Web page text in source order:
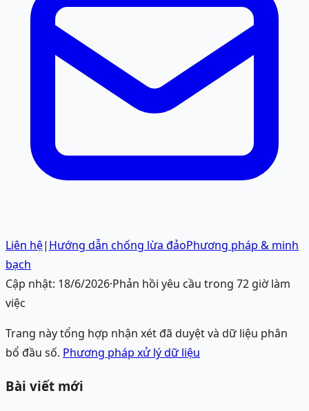
Liên hệ| Hướng dẫn chống lừa đảoPhương pháp & minh
bạch
Cập nhật: 18/6/2026·Phản hồi yêu cầu trong 72 giờ làm
việc
Trang này tổng hợp nhận xét đã duyệt và dữ liệu phân
bổ đầu số. Phương pháp xử lý dữ liệu
Bài viết mới